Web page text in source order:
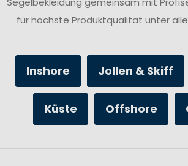
für höchste Produktqualität unter
Inshore Jollen & Skiff
Küste Offshore